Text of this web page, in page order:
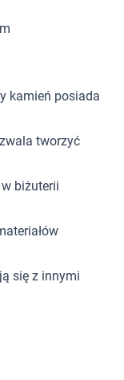
kamień posiada
tworzyć
biżuterii
się z innymi